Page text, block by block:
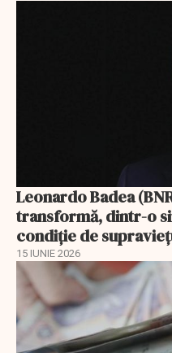
Leonardo Badea
transformă, dintr-o
condiție de
15 IUNIE 2026